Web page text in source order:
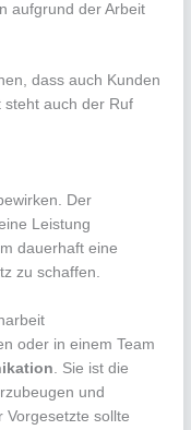
aufgrund der Arbeit
dass auch Kunden
steht auch der Ruf
Der
Leistung
dauerhaft eine
zu schaffen.
oder in einem Team
. Sie ist die
und
Vorgesetzte sollte